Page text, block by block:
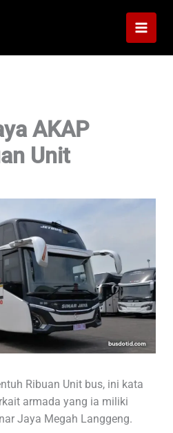
AKAP
Unit
Ribuan Unit bus, ini kata
armada yang ia miliki
Jaya Megah Langgeng.